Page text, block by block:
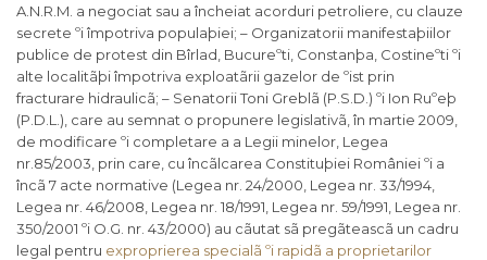
A.N.R.M. a negociat sau a încheiat acorduri petroliere, cu clauze
secrete ºi împotriva populaþiei; – Organizatorii manifestaþiilor
publice de protest din Bîrlad, Bucureºti, Constanþa, Costineºti ºi
alte localitãþi împotriva exploatãrii gazelor de ºist prin
fracturare hidraulicã; – Senatorii Toni Greblã (P.S.D.) ºi Ion Ruºeþ
(P.D.L.), care au semnat o propunere legislativã, în martie 2009,
de modificare ºi completare a a Legii minelor, Legea
nr.85/2003, prin care, cu încãlcarea Constituþiei României ºi a
încã 7 acte normative (Legea nr. 24/2000, Legea nr. 33/1994,
Legea nr. 46/2008, Legea nr. 18/1991, Legea nr. 59/1991, Legea nr.
350/2001 ºi O.G. nr. 43/2000) au cãutat sã pregãteascã un cadru
legal pentru exproprierea specialã ºi rapidã a proprietarilor